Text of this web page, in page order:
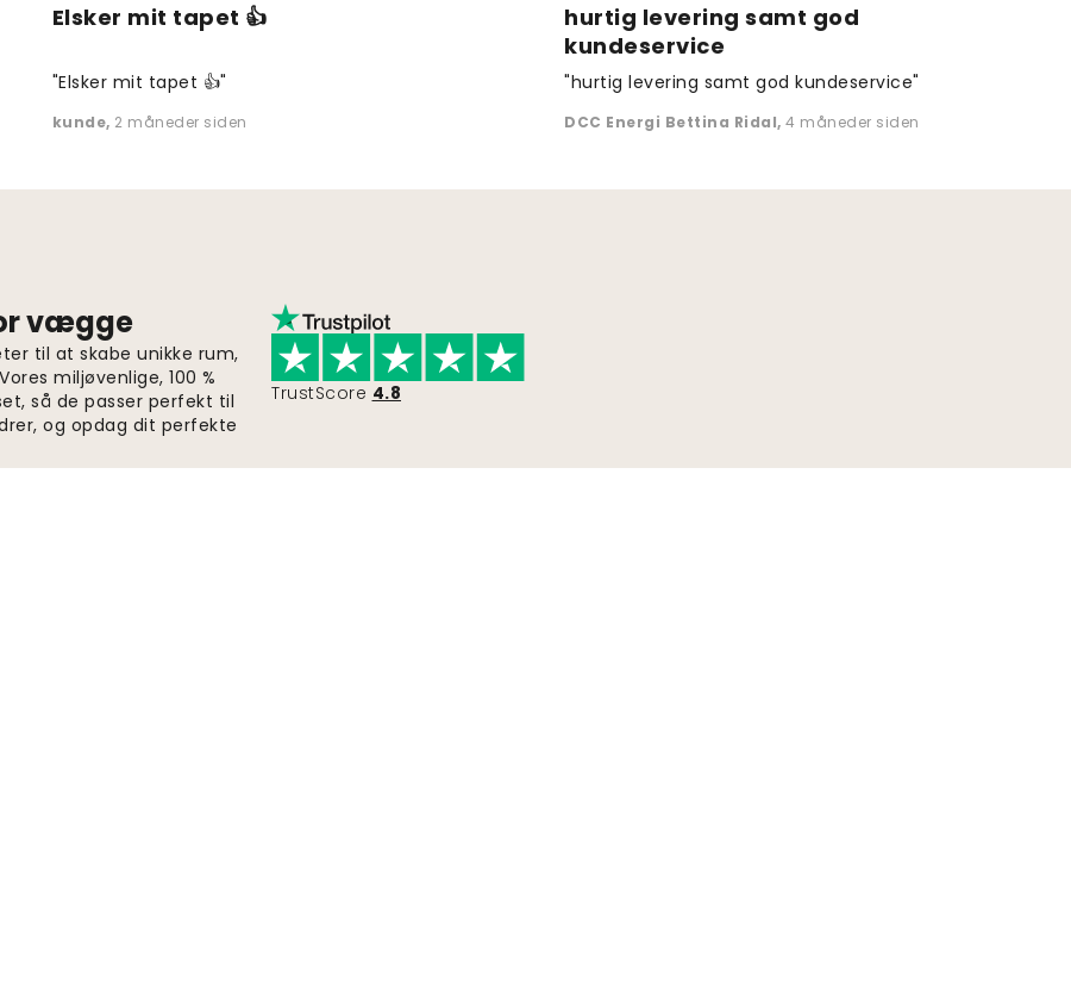
Elsker mit tapet 👍
"Elsker mit tapet 👍"
kunde, 2 måneder siden
hurtig levering samt god
kundeservice
"hurtig levering samt god kundeservice"
DCC Energi Bettina Ridal, 4 måneder siden
vægge
til at skabe unikke rum,
miljøvenlige, 100 %
så de passer perfekt til
og opdag dit perfekte
TrustScore 4.8